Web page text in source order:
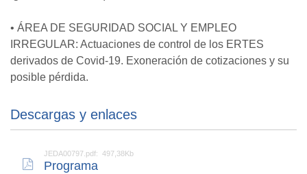
• ÁREA DE SEGURIDAD SOCIAL Y EMPLEO
IRREGULAR: Actuaciones de control de los ERTES
derivados de Covid-19. Exoneración de cotizaciones y su
posible pérdida.
Descargas y enlaces
JEDA00797.pdf: 497,38Kb
Programa